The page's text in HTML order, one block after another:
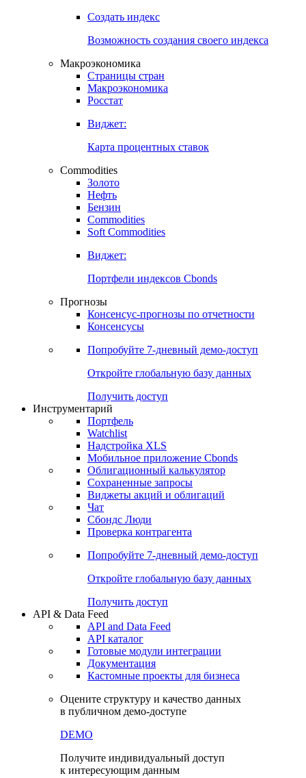
Создать индекс
Возможность создания своего индекса
Макроэкономика
Страницы стран
Макроэкономика
Росстат
Виджет:
Карта процентных ставок
Commodities
Золото
Нефть
Бензин
Commodities
Soft Commodities
Виджет:
Портфели индексов Cbonds
Прогнозы
Консенсус-прогнозы по отчетности
Консенсусы
Попробуйте 7-дневный демо-доступ
Откройте глобальную базу данных
Получить доступ
Инструментарий
Портфель
Watchlist
Надстройка XLS
Мобильное приложение Cbonds
Облигационный калькулятор
Сохраненные запросы
Виджеты акций и облигаций
Чат
Сбондс Люди
Проверка контрагента
Попробуйте 7-дневный демо-доступ
Откройте глобальную базу данных
Получить доступ
API & Data Feed
API and Data Feed
API каталог
Готовые модули интеграции
Документация
Кастомные проекты для бизнеса
Оцените структуру и качество данных
в публичном демо-доступе
DEMO
Получите индивидуальный доступ
к интересующим данным